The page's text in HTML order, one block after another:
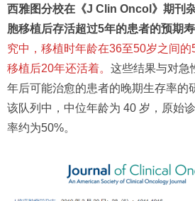
西雅图分校在《J Clin Oncol》期刊
胞移植后存活超过5年的患者的预期寿
究中，移植时年龄在36至50岁之间
移植后20年还活着。 这些结果与对急
年后可能治愈的患者的晚期生存率的
该队列中，中位年龄为 40 岁，原始
率约为50%。